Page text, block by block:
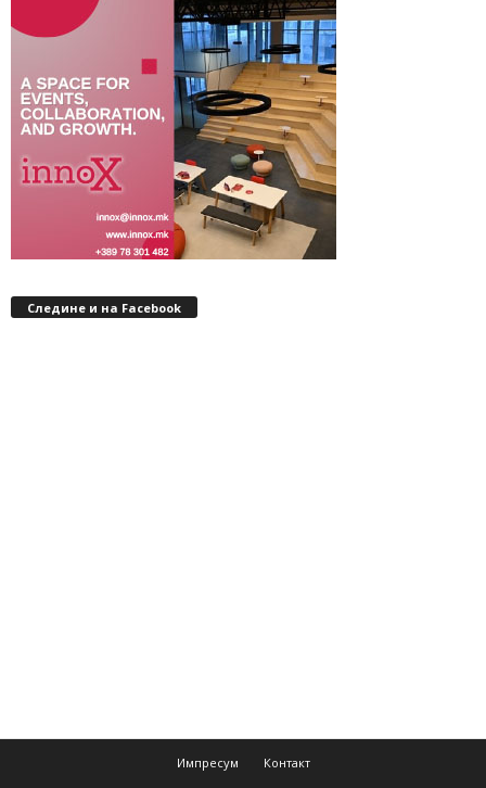
Следине и на Facebook
Импресум
Контакт